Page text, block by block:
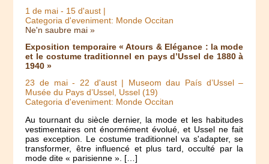
1 de mai - 15 d'aust |
Categoria d'eveniment: Monde Occitan
Ne'n saubre mai »
Exposition temporaire « Atours & Elégance : la mode
et le costume traditionnel en pays d’Ussel de 1880 à
1940 »
23 de mai- 22 d'aust| Museom dau País d’Ussel –
Musée du Pays d’Ussel, Ussel (19)
Categoria d'eveniment: Monde Occitan
Au tournant du siècle dernier, la mode et les habitudes
vestimentaires ont énormément évolué, et Ussel ne fait
pas exception. Le costume traditionnel va s'adapter, se
transformer, être influencé et plus tard, occulté par la
mode dite « parisienne ». […]